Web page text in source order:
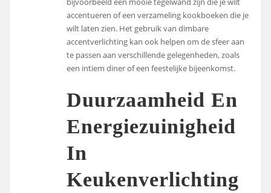
accentueren of een verzameling kookboeken die je
wilt laten zien. Het gebruik van dimbare
accentverlichting kan ook helpen om de sfeer aan
te passen aan verschillende gelegenheden, zoals
een intiem diner of een feestelijke bijeenkomst.
Duurzaamheid En
Energiezuinigheid
In
Keukenverlichting